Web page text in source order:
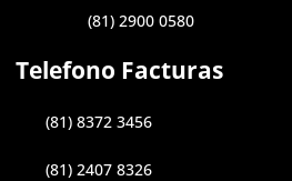
(81) 2900 0580
Telefono Facturas
(81) 8372 3456
(81) 2407 8326